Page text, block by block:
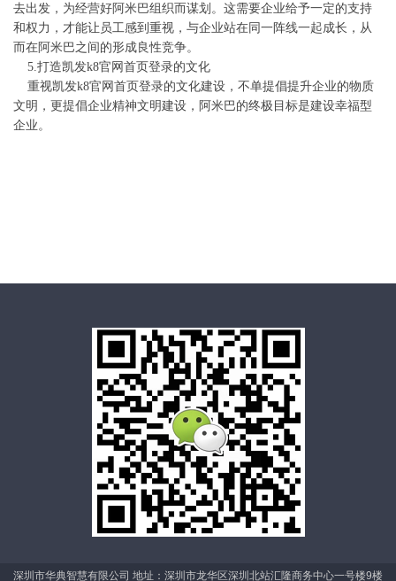
去出发，为经营好阿米巴组织而谋划。这需要企业给予一定的支持
和权力，才能让员工感到重视，与企业站在同一阵线一起成长，从
而在阿米巴之间的形成良性竞争。
5.打造凯发k8官网首页登录的文化
重视凯发k8官网首页登录的文化建设，不单提倡提升企业的物质
文明，更提倡企业精神文明建设，阿米巴的终极目标是建设幸福型
企业。
深圳市华典智慧有限公司 地址：深圳市龙华区深圳北站汇隆商务中心一号楼9楼